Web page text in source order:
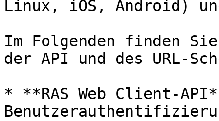
Linux, iOS, Android)
Im Folgenden finden Sie
der API und des URL-
* **RAS Web Client-